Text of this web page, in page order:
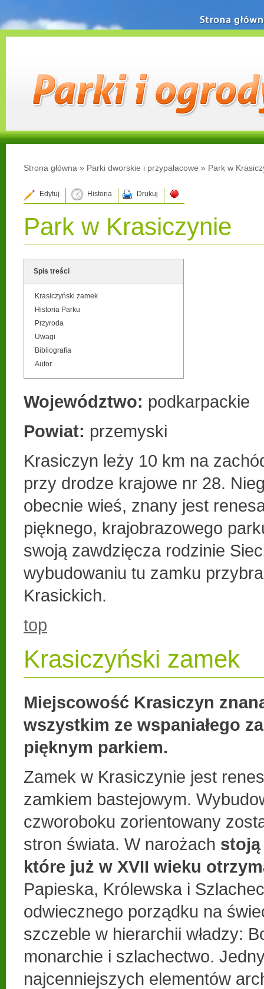
Strona główna » Parki dworskie i przypałacowe » Park w
Edytuj Historia Drukuj
Park w Krasiczynie
Spis treści
Krasiczyński zamek
Historia Parku
Przyroda
Uwagi
Bibliografia
Autor
Województwo: podkarpackie
Powiat: przemyski
Krasiczyn leży 10 km na
przy drodze krajowe nr 28.
obecnie wieś, znany jest
pięknego, krajobrazowego
swoją zawdzięcza rodzinie
wybudowaniu tu zamku
Krasickich.
top
Krasiczyński zamek
Miejscowość Krasiczyn
wszystkim ze wspaniałego
pięknym parkiem.
Zamek w Krasiczynie jest
zamkiem bastejowym.
czworoboku zorientowany
stron świata. W narożach
które już w XVII wieku
Papieska, Królewska i
odwiecznego porządku na
szczeble w hierarchii władzy:
monarchie i szlachectwo.
najcenniejszych elementów
Strona główna